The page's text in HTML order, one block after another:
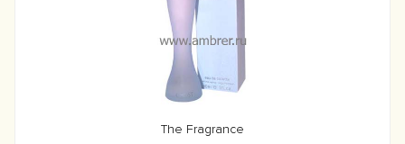
The Fragrance